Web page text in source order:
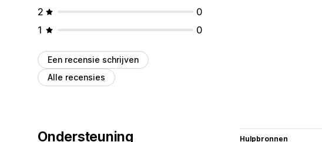
2
0
1
0
Een recensie schrijven
Alle recensies
Ondersteuning Hulpbronnen